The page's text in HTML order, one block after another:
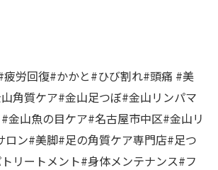
労回復#かかと#ひび割れ#頭痛 #美
角質ケア#金山足つぼ#金山リンパマ
金山魚の目ケア#名古屋市中区#金山リ
ロン#美脚#足の角質ケア専門店#足つ
リートメント#身体メンテナンス#フ